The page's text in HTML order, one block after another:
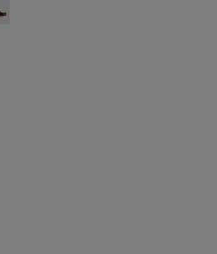
- Sandales en cuir blanches
004 - Sandales en cuir noires
K201880-002 - Sandales en
- K201880-001 -